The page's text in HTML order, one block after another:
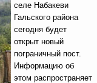
селе Набакеви
Гальского района
сегодня будет
открыт новый
пограничный пост.
Информацию об
этом распространяет